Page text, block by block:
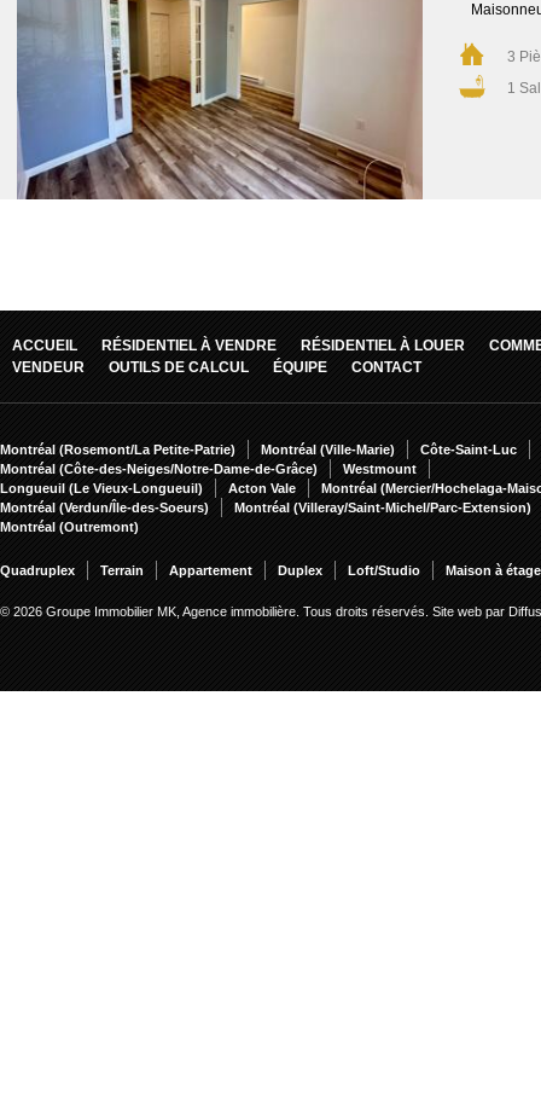
3
1
ACCUEIL RÉSIDENTIEL À VENDRE RÉSIDENTIEL À LOUER
VENDEUR
OUTILS DE CALCUL ÉQUIPE CONTACT
Montréal (Rosemont/La Petite-Patrie) Montréal (Ville-Marie)
Côte-Saint-Luc
Montréal (Côte-des-Neiges/Notre-Dame-de-Grâce)
Westmount
Longueuil (Le Vieux-Longueuil)
Acton Vale
Montréal (Mercier/Hochelaga-
Montréal (Verdun/Île-des-Soeurs)
Montréal (Villeray/Saint-Michel/Parc-Extension)
Montréal (Outremont)
Quadruplex Terrain Appartement Duplex Loft/Studio Maison à
© 2026 Groupe Immobilier MK, Agence immobilière. Tous droits réservés. Site web par